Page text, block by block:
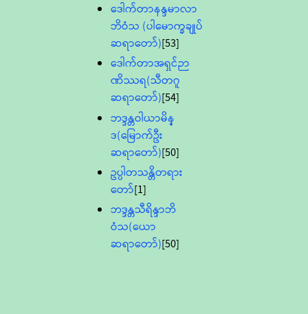
ဒေါက်တာနန္ဒမာလာ
ဘိဝံသ (ပါမောက္ခချုပ်
ဆရာတော်)[53]
ဒေါက်တာအရှင်ဉာ
ဏိဿရ(သီတဂူ
ဆရာတော်)[54]
ဘဒ္ဒန္တဝါယာမိန္
ဒ(မြောက်ဦး
ဆရာတော်)[50]
ဥပ္ပါတသန္တိတရား
တော်[1]
ဘဒ္ဒန္တသီရိန္ဒာဘိ
ဝံသ(ယော
ဆရာတော်)[50]